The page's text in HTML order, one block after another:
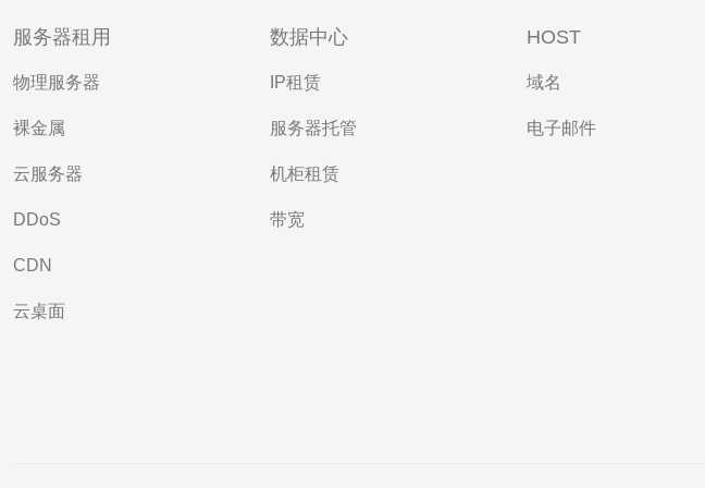
服务器租用
物理服务器
裸金属
云服务器
DDoS
CDN
云桌面
数据中心
IP租赁
服务器托管
机柜租赁
带宽
HOST
域名
电子邮件